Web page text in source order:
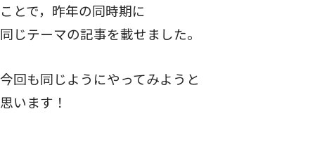
ことで，昨年の同時期に
同じテーマの記事を載せました。
今回も同じようにやってみようと
思います！